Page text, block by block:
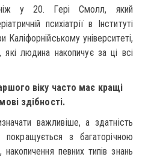
у 20. Гері Смолл, який
психіатрії в Інституті
університеті,
людина накопичує за ці всі
віку часто має кращі
здібності.
важливіше, а здатність
покращується з багаторічною
певних типів знань